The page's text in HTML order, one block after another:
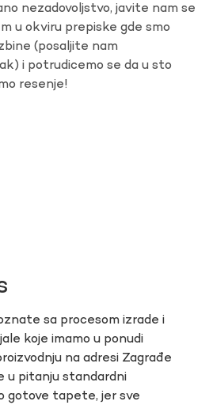
nezadovoljstvo, javite nam se
u okviru prepiske gde smo
(posaljite nam
i potrudicemo se da u sto
resenje!
sa procesom izrade i
koje imamo u ponudi
na adresi Zagrađe
u pitanju standardni
gotove tapete, jer sve